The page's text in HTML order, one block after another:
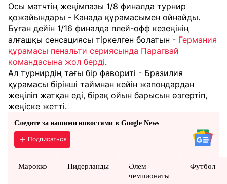
Осы матчтің жеңімпазы 1/8 финалда турнир
қожайындары - Канада құрамасымен ойнайды.
Бұған дейін 1/16 финалда плей-офф кезеңінің
алғашқы сенсациясы тіркелген болатын - Германия
құрамасы пенальти сериясында Парагвай
командасына жол берді.
Ал турнирдің тағы бір фавориті - Бразилия
құрамасы бірінші таймнан кейін жапондардан
жеңіліп жатқан еді, бірақ ойын барысын өзгертіп,
жеңіске жетті.
Следите за нашими новостями в Google News
Подписаться
Марокко Нидерланды
Әлем
чемпионаты
Футбол